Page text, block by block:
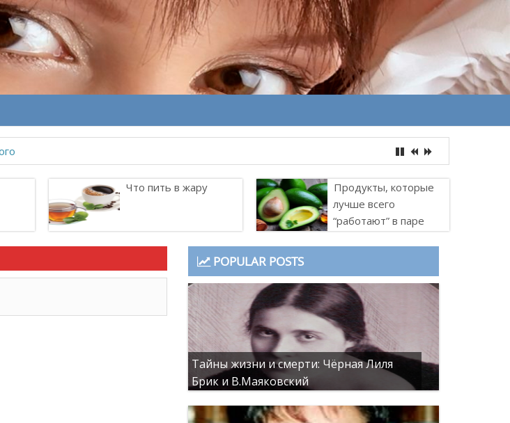
Что пить в жару
Продукты, которые
лучше всего
“работают” в паре
POPULAR POSTS
Тайны жизни и смерти: Чёрная Лиля
Брик и В.Маяковский